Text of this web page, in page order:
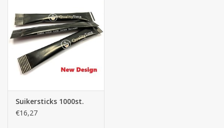
Suikersticks 1000st.
€16,27